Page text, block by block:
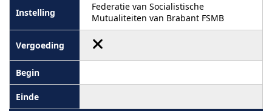
Federatie van Socialistische
Mutualiteiten van Brabant FSMB